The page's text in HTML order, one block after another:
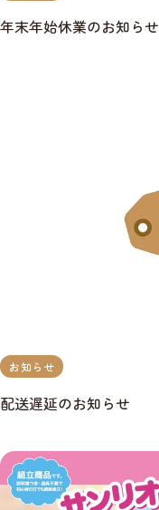
年末年始休業のお知らせ
お知らせ
配送遅延のお知らせ